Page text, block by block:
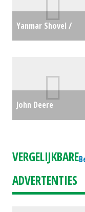
Yanmar Shovel /
SHOVEL (MG)
John Deere
VERGELIJKBARE
ADVERTENTIES